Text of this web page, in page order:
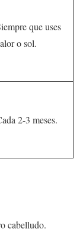
que uses
o sol.
2-3 meses.
cabelludo.